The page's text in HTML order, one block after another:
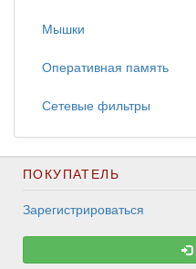
Мышки
Оперативная память
Сетевые фильтры
ПОКУПАТЕЛЬ
Зарегистрироваться